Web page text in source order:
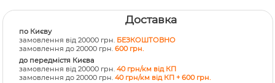
Доставка
по Києву
замовлення від 20000 грн. БЕЗКОШТОВНО
замовлення до 20000 грн.600 грн.
до передмістя Києва
замовлення від 20000 грн.40 грн/км від КП
замовлення до 20000 грн.40 грн/км від КП + 600 грн.